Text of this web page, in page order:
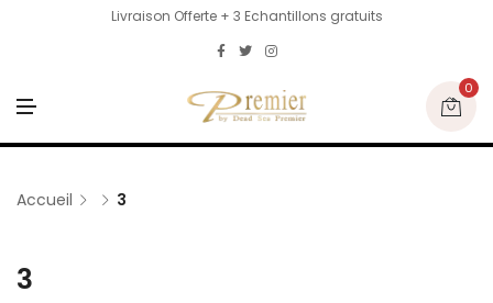
Livraison Offerte + 3 Echantillons gratuits
N
U
0
Accueil 3
3